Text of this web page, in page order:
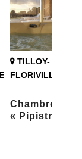
TILLOY-
FLORIVILLE
Chambre
« Pipistrelles